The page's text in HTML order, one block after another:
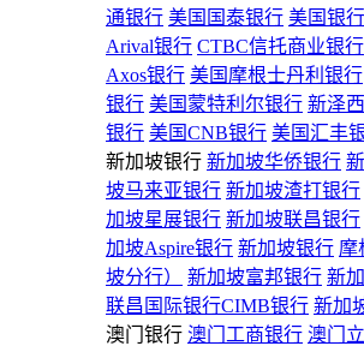
通银行 美国国泰银行 美国银行
Arival银行 CTBC信托商业银行
Axos银行 美国摩根士丹利银行
银行 美国蒙特利尔银行 新泽
银行 美国CNB银行 美国汇丰
新加坡银行 新加坡华侨银行
坡马来亚银行 新加坡渣打银行
加坡星展银行 新加坡联昌银行
加坡Aspire银行 新加坡银行 摩
坡分行）
新加坡富邦银行 新
联昌国际银行CIMB银行 新加
澳门银行 澳门工商银行 澳门